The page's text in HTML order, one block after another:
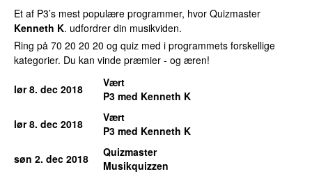
Et af P3’s mest populære programmer, hvor Quizmaster
Kenneth K. udfordrer din musikviden.
Ring på 70 20 20 20 og quiz med i programmets forskellige
kategorier. Du kan vinde præmier - og æren!
lør 8. dec 2018
Vært
P3 med Kenneth K
lør 8. dec 2018
Vært
P3 med Kenneth K
søn 2. dec 2018
Quizmaster
Musikquizzen